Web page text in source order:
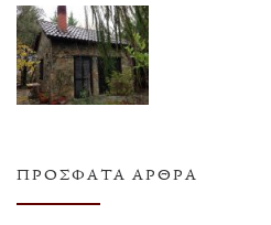
ΠΡΌΣΦΑΤΑ ΆΡΘΡΑ